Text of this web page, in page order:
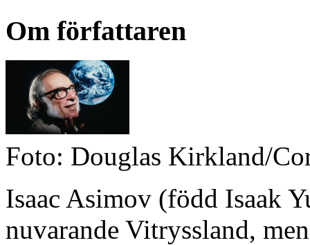
Om författaren
Foto: Douglas Kirkland/
Isaac Asimov (född Isaak
nuvarande Vitryssland,